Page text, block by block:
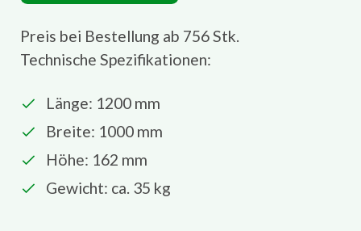
Preis bei Bestellung ab 756 Stk.
Technische Spezifikationen:
Länge: 1200 mm
Breite: 1000 mm
Höhe: 162 mm
Gewicht: ca. 35 kg